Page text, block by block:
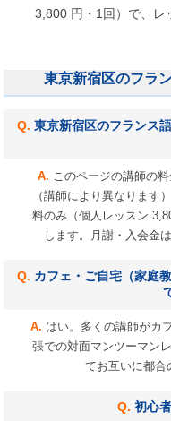
3,800 円・1回）で、レ
東京新宿区のフラ
東京新宿区のフランス
このページの講師の
（講師により異なります
料のみ（個人レッスン
します。月謝・入会金
カフェ・ご自宅（家庭
はい。多くの講師がカ
張での対面マンツーマン
てお互いに都合
初心